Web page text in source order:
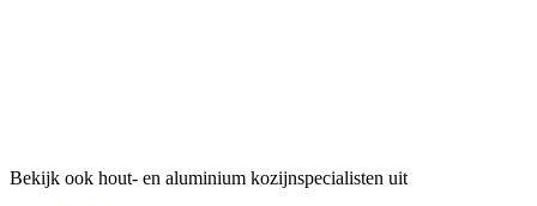
Bekijk ook hout- en aluminium kozijnspecialisten uit